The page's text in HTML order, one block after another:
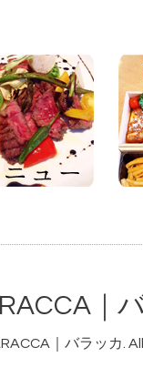
｜
｜バラッカ.